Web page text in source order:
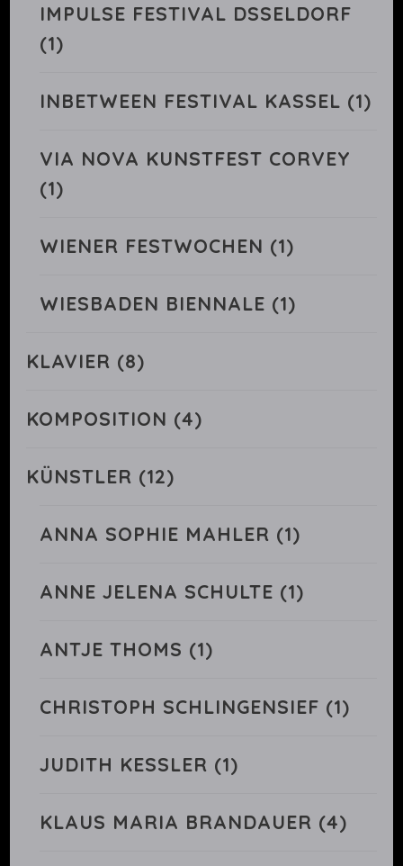
IMPULSE FESTIVAL DSSELDORF
(1)
INBETWEEN FESTIVAL KASSEL (1)
VIA NOVA KUNSTFEST CORVEY
(1)
WIENER FESTWOCHEN (1)
WIESBADEN BIENNALE (1)
KLAVIER (8)
KOMPOSITION (4)
KÜNSTLER (12)
ANNA SOPHIE MAHLER (1)
ANNE JELENA SCHULTE (1)
ANTJE THOMS (1)
CHRISTOPH SCHLINGENSIEF (1)
JUDITH KESSLER (1)
KLAUS MARIA BRANDAUER (4)